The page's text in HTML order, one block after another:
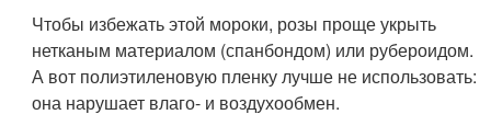
Чтобы избежать этой мороки, розы проще укрыть
нетканым материалом (спанбондом) или рубероидом.
А вот полиэтиленовую пленку лучше не использовать:
она нарушает влаго- и воздухообмен.